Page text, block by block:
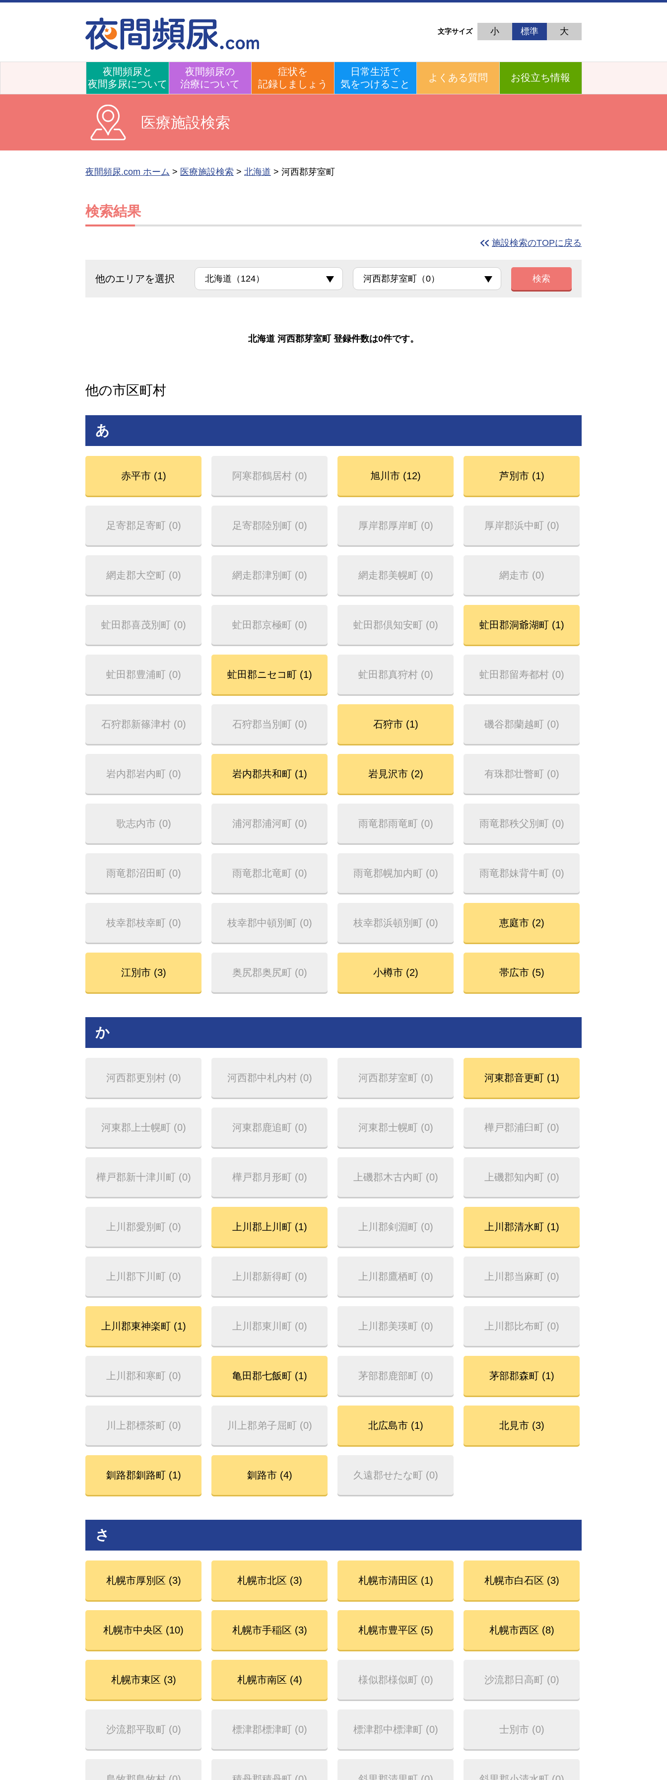
文字サイズ 小 標準 大
夜間頻尿と
夜間多尿について
夜間頻尿の
治療について
症状を
記録しましょう
日常生活で
気をつけること
よくある質問 お役立ち情報
医療施設検索
夜間頻尿.com ホーム > 医療施設検索 > 北海道 > 河西郡芽室町
検索結果
施設検索のTOPに戻る
他のエリアを選択 検索
北海道 河西郡芽室町 登録件数は0件です。
他の市区町村
あ
赤平市 (1) 阿寒郡鶴居村 (0) 旭川市 (12) 芦別市 (1)
足寄郡足寄町 (0) 足寄郡陸別町 (0) 厚岸郡厚岸町 (0) 厚岸郡浜中町 (0)
網走郡大空町 (0) 網走郡津別町 (0) 網走郡美幌町 (0) 網走市 (0)
虻田郡喜茂別町 (0) 虻田郡京極町 (0) 虻田郡倶知安町 (0) 虻田郡洞爺湖町 (1)
虻田郡豊浦町 (0) 虻田郡ニセコ町 (1) 虻田郡真狩村 (0) 虻田郡留寿都村 (0)
石狩郡新篠津村 (0) 石狩郡当別町 (0) 石狩市 (1) 磯谷郡蘭越町 (0)
岩内郡岩内町 (0) 岩内郡共和町 (1) 岩見沢市 (2) 有珠郡壮瞥町 (0)
歌志内市 (0) 浦河郡浦河町 (0) 雨竜郡雨竜町 (0) 雨竜郡秩父別町 (0)
雨竜郡沼田町 (0) 雨竜郡北竜町 (0) 雨竜郡幌加内町 (0) 雨竜郡妹背牛町 (0)
枝幸郡枝幸町 (0) 枝幸郡中頓別町 (0) 枝幸郡浜頓別町 (0) 恵庭市 (2)
江別市 (3) 奥尻郡奥尻町 (0) 小樽市 (2) 帯広市 (5)
か
河西郡更別村 (0) 河西郡中札内村 (0) 河西郡芽室町 (0) 河東郡音更町 (1)
河東郡上士幌町 (0) 河東郡鹿追町 (0) 河東郡士幌町 (0) 樺戸郡浦臼町 (0)
樺戸郡新十津川町 (0) 樺戸郡月形町 (0) 上磯郡木古内町 (0) 上磯郡知内町 (0)
上川郡愛別町 (0) 上川郡上川町 (1) 上川郡剣淵町 (0) 上川郡清水町 (1)
上川郡下川町 (0) 上川郡新得町 (0) 上川郡鷹栖町 (0) 上川郡当麻町 (0)
上川郡東神楽町 (1) 上川郡東川町 (0) 上川郡美瑛町 (0) 上川郡比布町 (0)
上川郡和寒町 (0) 亀田郡七飯町 (1) 茅部郡鹿部町 (0) 茅部郡森町 (1)
川上郡標茶町 (0) 川上郡弟子屈町 (0) 北広島市 (1) 北見市 (3)
釧路郡釧路町 (1) 釧路市 (4) 久遠郡せたな町 (0)
さ
札幌市厚別区 (3) 札幌市北区 (3) 札幌市清田区 (1) 札幌市白石区 (3)
札幌市中央区 (10) 札幌市手稲区 (3) 札幌市豊平区 (5) 札幌市西区 (8)
札幌市東区 (3) 札幌市南区 (4) 様似郡様似町 (0) 沙流郡日高町 (0)
沙流郡平取町 (0) 標津郡標津町 (0) 標津郡中標津町 (0) 士別市 (0)